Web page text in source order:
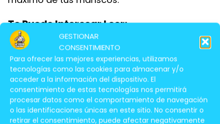
GESTIONAR
CONSENTIMIENTO
Para ofrecer las mejores experiencias, utilizamos
tecnologías como las cookies para almacenar y/o
acceder a la información del dispositivo. El
consentimiento de estas tecnologías nos permitirá
procesar datos como el comportamiento de navegación
o las identificaciones únicas en este sitio. No consentir o
retirar el consentimiento, puede afectar negativamente
Te Puede Interesar Leer:
Tipos De
Pescados Para
Ceviche y Cómo
Prepararlos